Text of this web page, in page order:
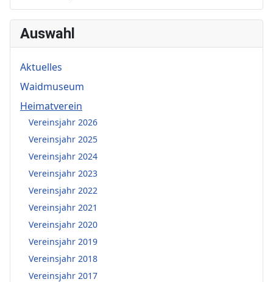
Auswahl
Aktuelles
Waidmuseum
Heimatverein
Vereinsjahr 2026
Vereinsjahr 2025
Vereinsjahr 2024
Vereinsjahr 2023
Vereinsjahr 2022
Vereinsjahr 2021
Vereinsjahr 2020
Vereinsjahr 2019
Vereinsjahr 2018
Vereinsjahr 2017